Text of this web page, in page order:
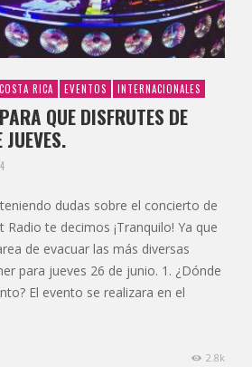
COSTA RICA EVENTOS INTERNACIONALES
QUE DISFRUTES DE
dudas sobre el concierto de
Radio te decimos ¡Tranquilo! Ya que
de evacuar las más diversas
para jueves 26 de junio. 1. ¿Dónde
El evento se realizara en el
2.8k